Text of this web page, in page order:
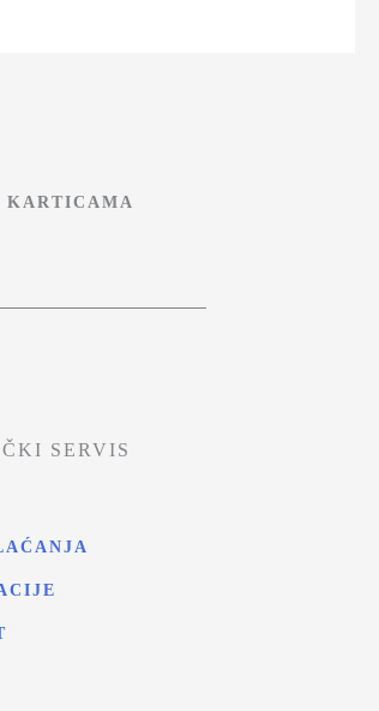
KARTICAMA
SERVIS